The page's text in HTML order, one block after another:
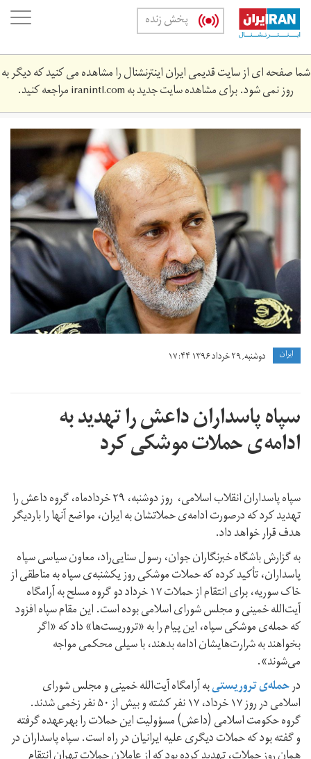
Skip
main
content
پخش زنده
شما صفحه ای از سایت قدیمی ایران اینترنشنال را مشاهده می کنید که دیگر به
روز نمی شود. برای مشاهده سایت جدید بهiranintl.comمراجعه کنید.
774677_691.jpg
ايران دوشنبه, ۲۹ خرداد ۱۳۹۶ ۱۷:۴۴
سپاه پاسداران داعش را تهدید به
ادامه‌ی حملات موشکی کرد
سپاه پاسداران انقلاب اسلامی، روز دوشنبه، ۲۹ خردادماه، گروه داعش را
تهدید کرد که درصورت ادامه‌ی حملاتشان به ایران، مواضع آنها را باردیگر
هدف قرار خواهد داد.
به گزارش باشگاه خبرنگاران جوان، رسول سنایی‌راد، معاون سیاسی سپاه
پاسداران، تأکید کرده که حملات موشکی روز یکشنبه‌ی سپاه به مناطقی از
خاک سوریه، برای انتقام از حملات ۱۷ خرداد دو گروه مسلح به آرامگاه
آیت‌الله خمینی و مجلس شورای اسلامی بوده است. این مقام سپاه افزود
که حمله‌ی موشکی سپاه، این پیام را به «تروریست‌ها» داد که «اگر
بخواهند به شرارت‌هایشان ادامه بدهند، با سیلی محکمی مواجه
می‌شوند».
درحمله‌ی تروریستیبه آرامگاه آیت‌الله خمینی و مجلس شورای
اسلامی در روز ۱۷ خرداد، ۱۷ نفر کشته و بیش از ۵۰ نفر زخمی شدند.
گروه حکومت اسلامی (داعش) مسؤولیت این حملات را بهرعهده گرفته
و گفته بود که حملات دیگری علیه ایرانیان در راه است. سپاه پاسداران در